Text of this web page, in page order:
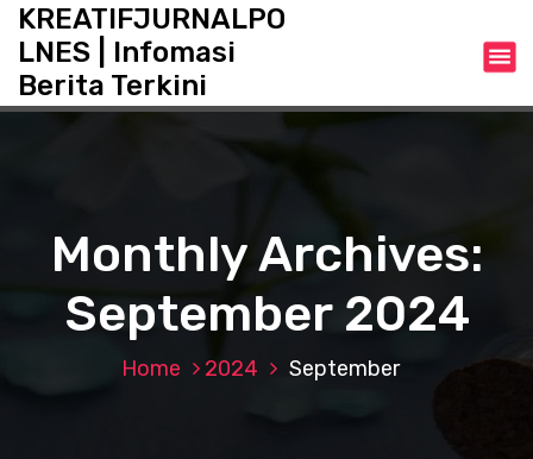
t
KREATIFJURNALPO
LNES | Infomasi
Berita Terkini
Monthly Archives:
September 2024
Home 2024 September